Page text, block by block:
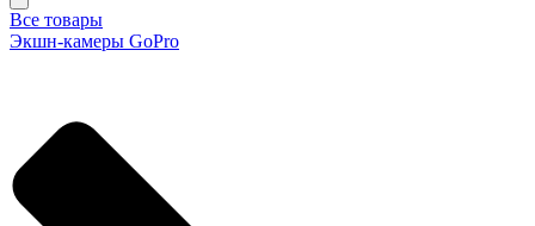
Все товары
Экшн-камеры GoPro